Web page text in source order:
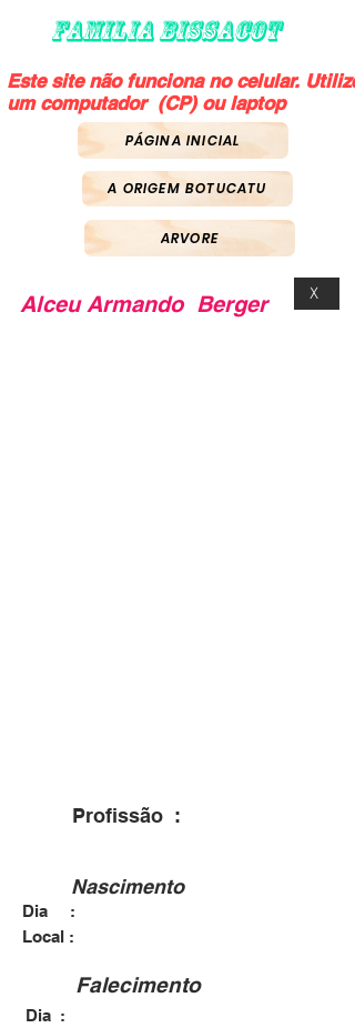
FAMILIA BISSACOT
Este site não funciona no celular. Utilize
um computador (CP) ou laptop
PÁGINA INICIAL
A ORIGEM BOTUCATU
ARVORE
Alceu Armando Berger X
Nascimento
Dia :
Profissão :
Dia :
Falecimento
Local :